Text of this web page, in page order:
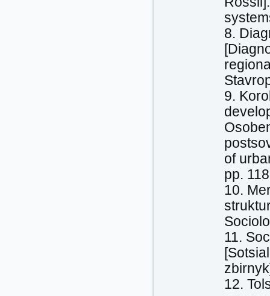
8.
9.
of
pp.
10.
11.
12.